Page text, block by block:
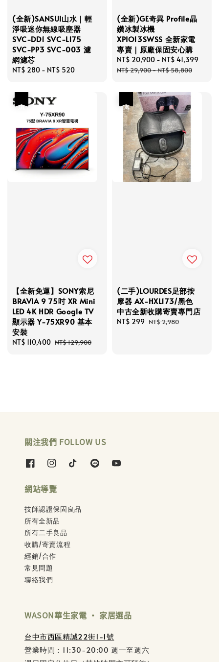
(全新)SANSUI山水｜輕
淨吸迷你無線吸塵器
SVC-DD1 SVC-L175
SVC-PP3 SVC-003 濾
網濾芯
Regular
NT$ 280 - NT$ 520
(全新)GE奇異 Profile晶
鑽冰製冰機
XPIO13SWSS 全新家電
專賣｜原廠保固安心購
Sale
price
NT$ 20,900 - NT$ 41,399
NT$ 29,900-NT$ 58,800
【全新免運】SONY索尼
BRAVIA 9 75吋 XR Mini
LED 4K HDR Google TV
顯示器 Y-75XR90 基本
安裝
Sale
NT$ 110,400 Regular
NT$ 129,900
(二手)LOURDES足部按
摩器 AX-HXL173/黑色
中古全新收購寄賣專門店
Sale
NT$ 299 Regular
NT$ 2,980
關注我們 FOLLOW US
網站導覽
技師認證保固良品
所有全新品
所有二手良品
收購/寄賣流程
經銷/合作
常見問題
聯絡我們
WASON華生家電 ‧ 家居選品
台中市西區精誠22街1-1號
營業時間：11:30-20:00 週一至週六